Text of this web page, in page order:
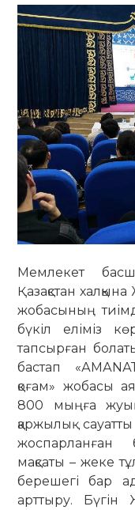
Мемлекет
Қазақстан
жобасының
бүкіл еліміз
тапсырған
бастап
қоғам» жобасы
800 мыңға
қаржылық
жоспарланған
мақсаты – жеке
берешегі бар
арттыру. Бүгін